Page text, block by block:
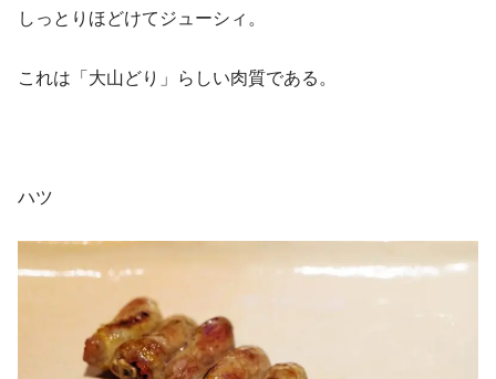
しっとりほどけてジューシィ。
これは「大山どり」らしい肉質である。
ハツ